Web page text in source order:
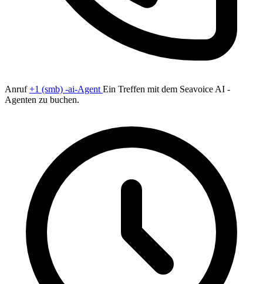
Anruf+1 (smb) -ai-Agent Ein Treffen mit dem Seavoice AI -
Agenten zu buchen.